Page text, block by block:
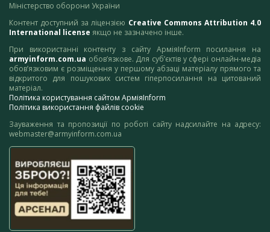
Міністерство оборони України
Контент доступний за ліцензією Creative Commons Attribution 4.0
International license якщо не зазначено інше.
При використанні контенту з сайту АрміяInform посилання на
armyinform.com.ua обов’язкове. Для суб’єктів у сфері онлайн-медіа
обов’язковим є розміщення у першому абзаці матеріалу прямого та
відкритого для пошукових систем гіперпосилання на цитований
матеріал.
Політика користування сайтом АрміяInform
Політика використання файлів cookie
Зауваження та пропозиції по роботі сайту надсилайте на адресу:
webmaster@armyinform.com.ua